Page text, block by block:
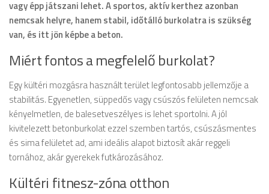
vagy épp játszani lehet. A sportos, aktív kerthez azonban
nemcsak helyre, hanem stabil, időtálló burkolatra is szükség
van, és itt jön képbe a beton.
Miért fontos a megfelelő burkolat?
Egy kültéri mozgásra használt terület legfontosabb jellemzője a
stabilitás. Egyenetlen, süppedős vagy csúszós felületen nemcsak
kényelmetlen, de balesetveszélyes is lehet sportolni. A jól
kivitelezett betonburkolat ezzel szemben tartós, csúszásmentes
és sima felületet ad, ami ideális alapot biztosít akár reggeli
tornához, akár gyerekek futkározásához.
Kültéri fitnesz-zóna otthon